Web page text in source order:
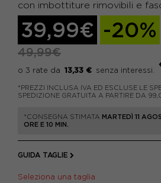
con imbottiture rimovibili e
39,99€ -20%
49,99€
13,33 €
*PREZZI INCLUSA IVA ED ESCLUSE LE
SPEDIZIONE GRATUITA A PARTIRE DA
*CONSEGNA STIMATA MARTEDÌ 11
ORE E 10 MIN.
GUIDA TAGLIE
Seleziona una taglia